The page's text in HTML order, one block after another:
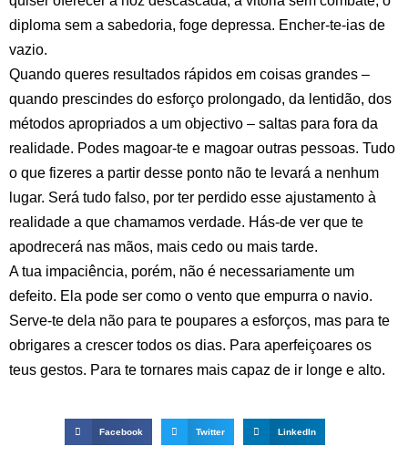
diploma sem a sabedoria, foge depressa. Encher-te-ias de
vazio.
Quando queres resultados rápidos em coisas grandes –
quando prescindes do esforço prolongado, da lentidão, dos
métodos apropriados a um objectivo – saltas para fora da
realidade. Podes magoar-te e magoar outras pessoas. Tudo
o que fizeres a partir desse ponto não te levará a nenhum
lugar. Será tudo falso, por ter perdido esse ajustamento à
realidade a que chamamos verdade. Hás-de ver que te
apodrecerá nas mãos, mais cedo ou mais tarde.
A tua impaciência, porém, não é necessariamente um
defeito. Ela pode ser como o vento que empurra o navio.
Serve-te dela não para te poupares a esforços, mas para te
obrigares a crescer todos os dias. Para aperfeiçoares os
teus gestos. Para te tornares mais capaz de ir longe e alto.
Facebook Twitter LinkedIn